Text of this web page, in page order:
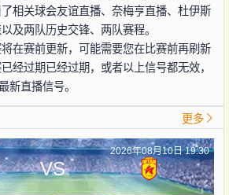
相关球会友谊直播、奈梅亨直播、杜伊斯
及两队历史交锋、两队赛程。
将在赛前更新，可能需要您在比赛前再刷新
经过期已经过期，或者以上信号都无效，
新直播信号。
更多
2026年08月10日 19:30
VS